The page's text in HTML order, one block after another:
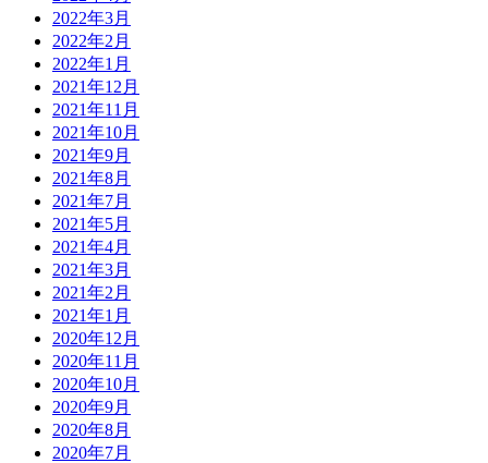
2022年3月
2022年2月
2022年1月
2021年12月
2021年11月
2021年10月
2021年9月
2021年8月
2021年7月
2021年5月
2021年4月
2021年3月
2021年2月
2021年1月
2020年12月
2020年11月
2020年10月
2020年9月
2020年8月
2020年7月